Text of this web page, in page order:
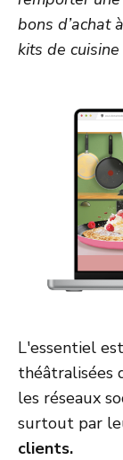
bons d’achat
kits de
L'essentiel
théâtralisées
les réseaux
surtout par
clients.